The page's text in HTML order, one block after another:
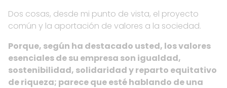
Dos cosas, desde mi punto de vista, el proyecto
común y la aportación de valores a la sociedad.
Porque, según ha destacado usted, los valores
esenciales de su empresa son igualdad,
sostenibilidad, solidaridad y reparto equitativo
de riqueza; parece que esté hablando de una